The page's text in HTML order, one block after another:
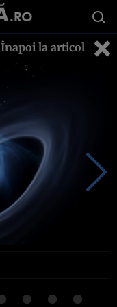
Înapoi la articol